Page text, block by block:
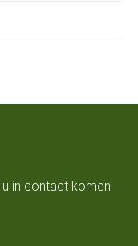
in contact komen